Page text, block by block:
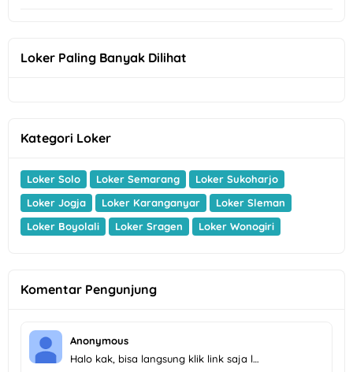
Loker Paling Banyak Dilihat
Kategori Loker
Loker Solo Loker Semarang
Loker Sukoharjo
Loker Jogja
Loker Karanganyar
Loker Sleman
Loker Boyolali
Loker Sragen Loker Wonogiri
Komentar Pengunjung
Anonymous
Halo kak, bisa langsung klik link saja l…